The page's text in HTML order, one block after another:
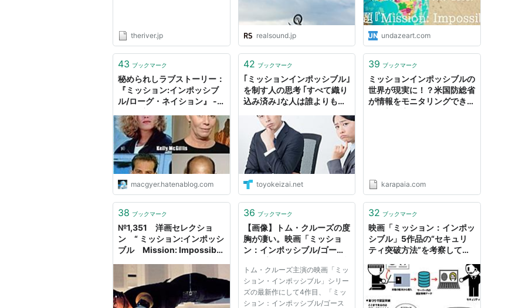
theriver.jp realsound.jp undazeart.com
43 ブックマーク
秘められしラブストーリー：
『ミッション:インポッシブ
ル/ローグ・ネイション』 -
macgyer.hatenablog.com
42 ブックマーク
｢ミッションインポッシブル｣
を制す人の思考 ｢すべて織り
込み済み｣な人は誰よりも強
toyokeizai.net
39 ブックマーク
ミッションインポッシブルの
世界が現実に！？米国防総省
が情報をモニタリングできる
karapaia.com
38 ブックマーク
№1,351 洋画セレクショ
ン “ ミッション:インポッシ
ブル Mission: Impossible
36 ブックマーク
【画像】トム・クルーズの度
胸が凄い。映画「ミッショ
ン：インポッシブル/ゴース
裏 写真12枚
トム・クルーズ主演の映画「ミッ
ション・インポッシブル」シリー
ズの最新作にして4作目、「ミッ
ション：インポッシブル/ゴース
32 ブックマーク
映画「ミッション：インポッ
シブル」5作品の“セキュリ
ティ突破方法”を考察してみ